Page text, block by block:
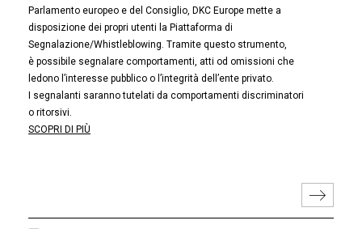
Parlamento europeo e del Consiglio, DKC Europe mette a
disposizione dei propri utenti la Piattaforma di
Segnalazione/Whistleblowing. Tramite questo strumento,
è possibile segnalare comportamenti, atti od omissioni che
ledono l’interesse pubblico o l’integrità dell’ente privato.
I segnalanti saranno tutelati da comportamenti discriminatori
o ritorsivi.
SCOPRI DI PIÙ